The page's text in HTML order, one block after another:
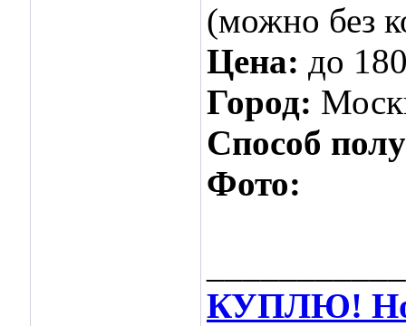
(можно без
Цена: до
Город:
Способ
Фото:
КУПЛЮ!